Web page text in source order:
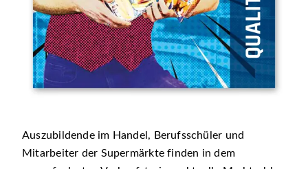
Auszubildende im Handel, Berufsschüler und
Mitarbeiter der Supermärkte finden in dem